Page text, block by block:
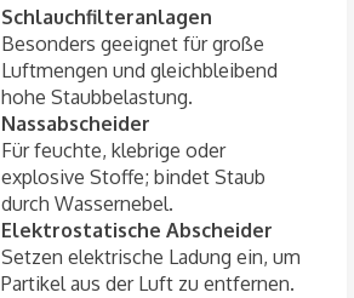
Schlauchfilteranlagen
Besonders geeignet für große
Luftmengen und gleichbleibend
hohe Staubbelastung.
Nassabscheider
Für feuchte, klebrige oder
explosive Stoffe; bindet Staub
durch Wassernebel.
Elektrostatische Abscheider
Setzen elektrische Ladung ein, um
Partikel aus der Luft zu entfernen.